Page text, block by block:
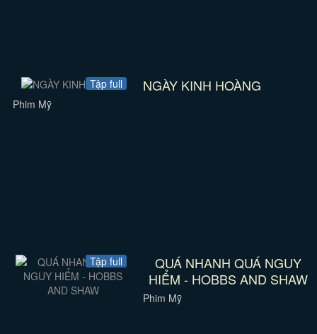
Tập full NGÀY KINH HOÀNG
Phim Mỹ
Tập full
QUÁ NHANH QUÁ NGUY
HIỂM - HOBBS AND SHAW
Phim Mỹ